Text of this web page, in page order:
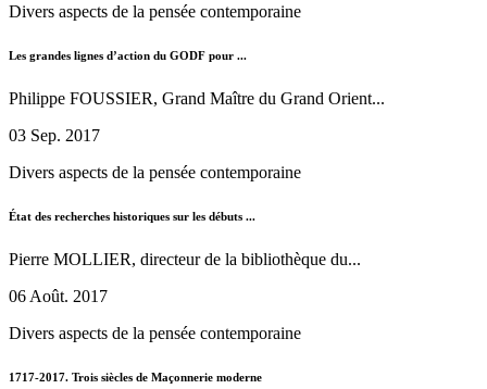
Divers aspects de la pensée contemporaine
Les grandes lignes d’action du GODF pour ...
Philippe FOUSSIER, Grand Maître du Grand Orient...
03 Sep. 2017
Divers aspects de la pensée contemporaine
État des recherches historiques sur les débuts ...
Pierre MOLLIER, directeur de la bibliothèque du...
06 Août. 2017
Divers aspects de la pensée contemporaine
1717-2017. Trois siècles de Maçonnerie moderne